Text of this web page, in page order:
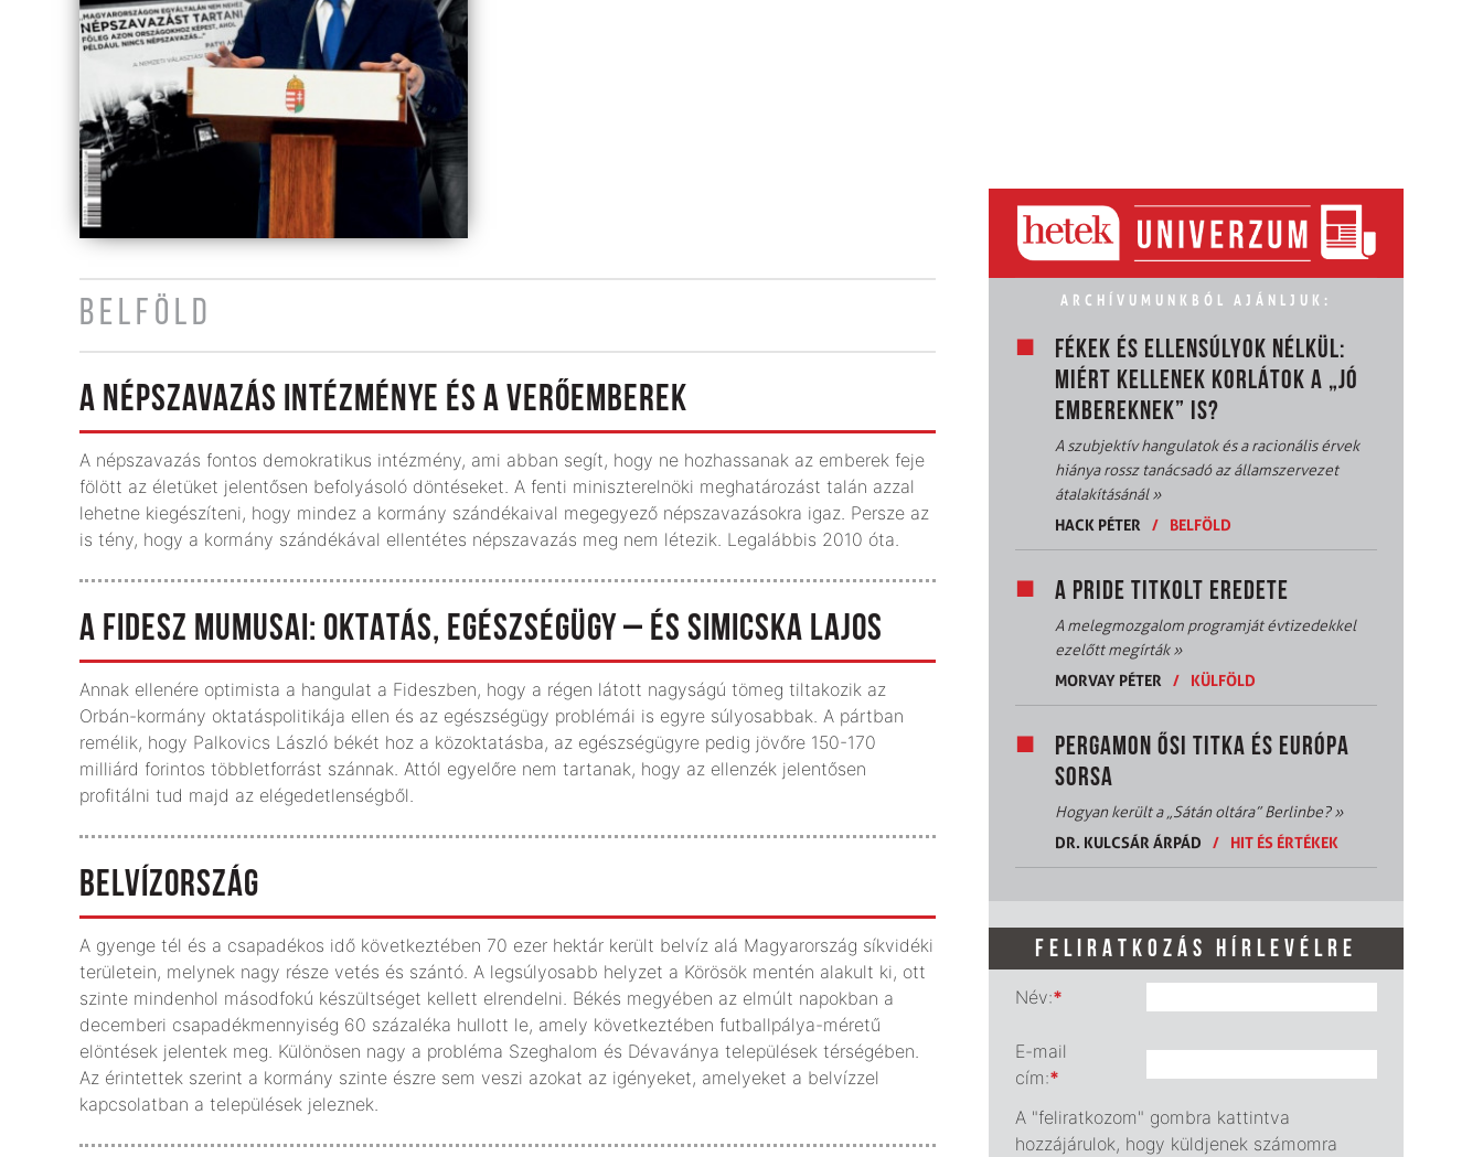
BELFÖLD
A NÉPSZAVAZÁS INTÉZMÉNYE ÉS A VERŐEMBEREK
A népszavazás fontos demokratikus intézmény, ami abban segít, hogy ne hozhassanak az emberek feje
fölött az életüket jelentősen befolyásoló döntéseket. A fenti miniszterelnöki meghatározást talán azzal
lehetne kiegészíteni, hogy mindez a kormány szándékaival megegyező népszavazásokra igaz. Persze az
is tény, hogy a kormány szándékával ellentétes népszavazás meg nem létezik. Legalábbis 2010 óta.
A FIDESZ MUMUSAI: OKTATÁS, EGÉSZSÉGÜGY – ÉS SIMICSKA LAJOS
Annak ellenére optimista a hangulat a Fideszben, hogy a régen látott nagyságú tömeg tiltakozik az
Orbán-kormány oktatáspolitikája ellen és az egészségügy problémái is egyre súlyosabbak. A pártban
remélik, hogy Palkovics László békét hoz a közoktatásba, az egészségügyre pedig jövőre 150-170
milliárd forintos többletforrást szánnak. Attól egyelőre nem tartanak, hogy az ellenzék jelentősen
profitálni tud majd az elégedetlenségből.
BELVÍZORSZÁG
A gyenge tél és a csapadékos idő következtében 70 ezer hektár került belvíz alá Magyarország síkvidéki
területein, melynek nagy része vetés és szántó. A legsúlyosabb helyzet a Körösök mentén alakult ki, ott
szinte mindenhol másodfokú készültséget kellett elrendelni. Békés megyében az elmúlt napokban a
decemberi csapadékmennyiség 60 százaléka hullott le, amely következtében futballpálya-méretű
elöntések jelentek meg. Különösen nagy a probléma Szeghalom és Dévaványa települések térségében.
Az érintettek szerint a kormány szinte észre sem veszi azokat az igényeket, amelyeket a belvízzel
kapcsolatban a települések jeleznek.
ARCHÍVUMUNKBÓL AJÁNLJUK:
FÉKEK ÉS ELLENSÚLYOK NÉLKÜL:
MIÉRT KELLENEK KORLÁTOK A „JÓ
EMBEREKNEK” IS?
A szubjektív hangulatok és a racionális érvek
hiánya rossz tanácsadó az államszervezet
átalakításánál»
HACK PÉTER
/ BELFÖLD
A PRIDE TITKOLT EREDETE
A melegmozgalom programját évtizedekkel
ezelőtt megírták»
MORVAY PÉTER
/ KÜLFÖLD
PERGAMON ŐSI TITKA ÉS EURÓPA
SORSA
Hogyan került a „Sátán oltára” Berlinbe?»
DR. KULCSÁR ÁRPÁD
/ HIT ÉS ÉRTÉKEK
FELIRATKOZÁS HÍRLEVÉLRE
Név:*
E-mail
cím:*
A "feliratkozom" gombra kattintva
hozzájárulok, hogy küldjenek számomra